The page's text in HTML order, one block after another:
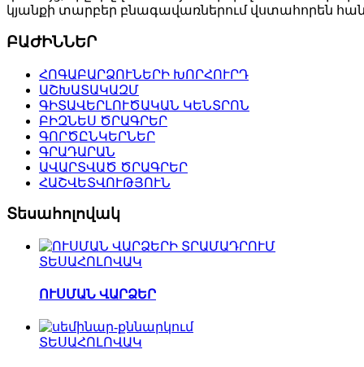
կյանքի տարբեր բնագավառներում վստահորեն
ԲԱԺԻՆՆԵՐ
ՀՈԳԱԲԱՐՁՈՒՆԵՐԻ ԽՈՐՀՈՒՐԴ
ԱՇԽԱՏԱԿԱԶՄ
ԳԻՏԱՎԵՐԼՈՒԾԱԿԱՆ ԿԵՆՏՐՈՆ
ԲԻԶՆԵՍ ԾՐԱԳՐԵՐ
ԳՈՐԾԸՆԿԵՐՆԵՐ
ԳՐԱԴԱՐԱՆ
ԱՎԱՐՏՎԱԾ ԾՐԱԳՐԵՐ
ՀԱՇՎԵՏՎՈՒԹՅՈՒՆ
Տեսահոլովակ
ՏԵՍԱՀՈԼՈՎԱԿ
ՈՒՍՄԱՆ ՎԱՐՁԵՐ
ՏԵՍԱՀՈԼՈՎԱԿ